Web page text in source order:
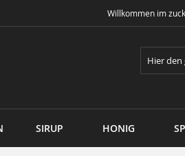
Willkommen im
Suche
SIRUP HONIG